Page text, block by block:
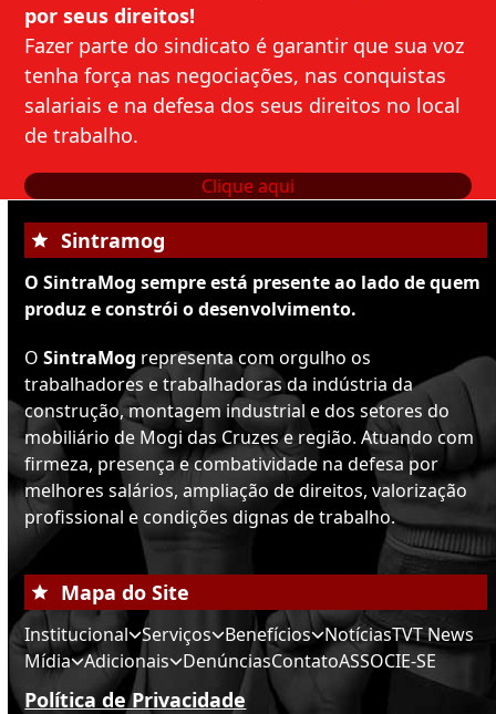
por seus direitos!
Fazer parte do sindicato é garantir que sua voz
tenha força nas negociações, nas conquistas
salariais e na defesa dos seus direitos no local
de trabalho.
Clique aqui
Sintramog
O SintraMog sempre está presente ao lado de quem
produz e constrói o desenvolvimento.
OSintraMog representa com orgulho os
trabalhadores e trabalhadoras da indústria da
construção, montagem industrial e dos setores do
mobiliário de Mogi das Cruzes e região. Atuando com
firmeza, presença e combatividade na defesa por
melhores salários, ampliação de direitos, valorização
profissional e condições dignas de trabalho.
Mapa do Site
Institucional Serviços Benefícios NotíciasTVT News
Mídia Adicionais DenúnciasContatoASSOCIE-SE
Política de Privacidade